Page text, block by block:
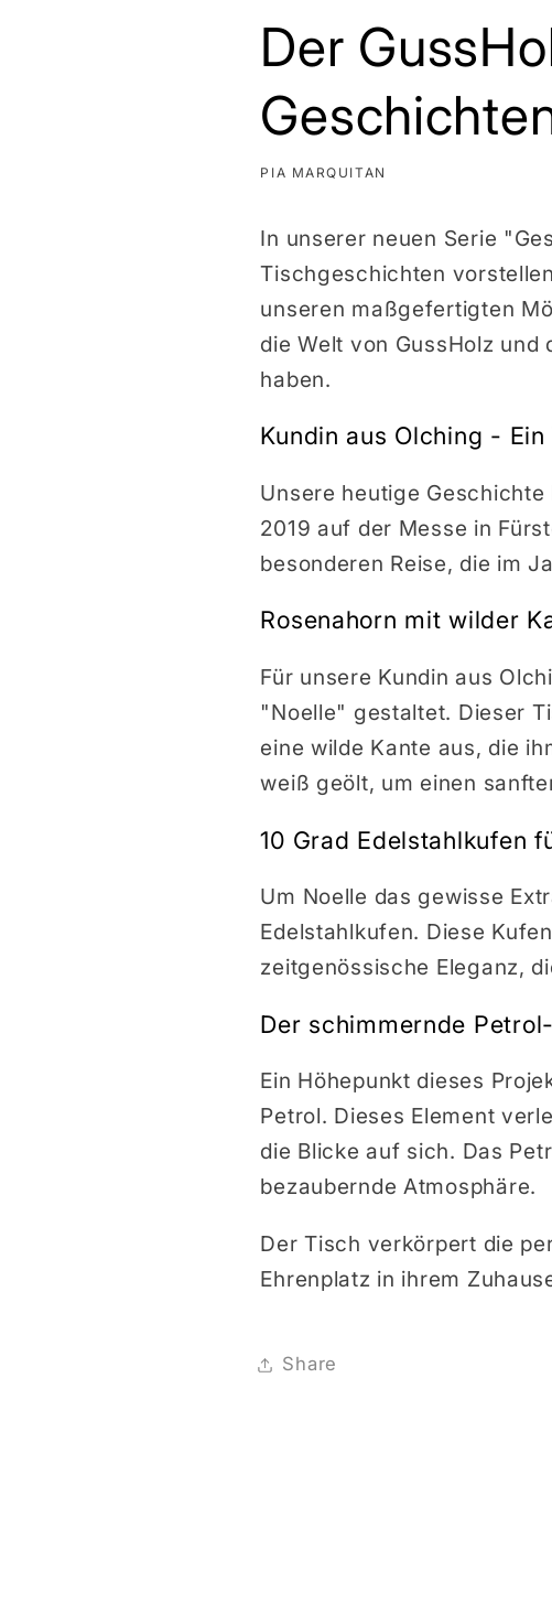
Der
PIA MARQUITAN
In unserer neuen Serie
Tischgeschichten
unseren maßgefertigten
die Welt von GussHolz und
haben.
Kundin aus Olching -
Unsere heutige
2019 auf der Messe in
besonderen Reise, die im
Rosenahorn mit wilder
Für unsere Kundin aus
"Noelle" gestaltet. Dieser
eine wilde Kante aus, die
weiß geölt, um einen
10 Grad Edelstahlkufen
Um Noelle das gewisse
Edelstahlkufen. Diese
zeitgenössische Eleganz,
Der schimmernde
Ein Höhepunkt dieses
Petrol. Dieses Element
die Blicke auf sich. Das
bezaubernde Atmosphäre.
Der Tisch verkörpert die
Ehrenplatz in ihrem
Share